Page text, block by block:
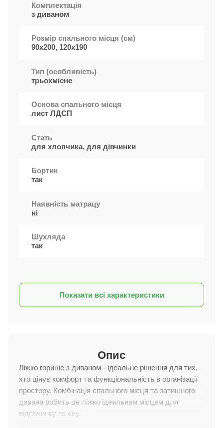
Комплектація
з диваном
Розмір спального місця (см)
90x200, 120х190
Тип (особливість)
трьохмісне
Основа спального місця
лист ЛДСП
Стать
для хлопчика, для дівчинки
Бортик
так
Наявність матрацу
ні
Шухляда
так
Показати всі характеристики
Опис
Ліжко горище з диваном - ідеальне рішення для тих,
хто цінує комфорт та функціональність в організації
простору. Комбінація спального місця та затишного
дивана робить це ліжко ідеальним місцем для
відпочинку та сну.